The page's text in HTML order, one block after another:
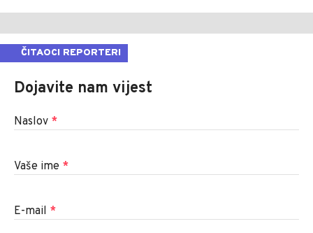
ČITAOCI REPORTERI
Dojavite nam vijest
Naslov *
Vaše ime *
E-mail *